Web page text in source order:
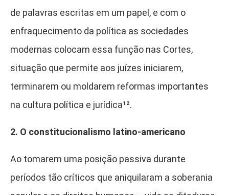
de palavras escritas em um papel, e com o
enfraquecimento da política as sociedades
modernas colocam essa função nas Cortes,
situação que permite aos juízes iniciarem,
terminarem ou moldarem reformas importantes
na cultura política e jurídica¹².
2. O constitucionalismo latino-americano
Ao tomarem uma posição passiva durante
períodos tão críticos que aniquilaram a soberania